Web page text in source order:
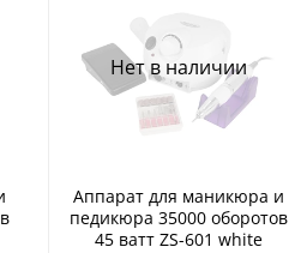
Нет в наличии
Аппарат для маникюра и
педикюра 35000 оборотов
45 ватт ZS-601 white